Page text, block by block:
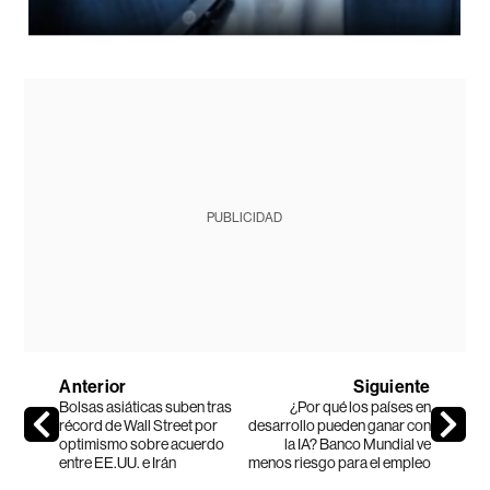
PUBLICIDAD
Anterior
Bolsas asiáticas suben tras
récord de Wall Street por
optimismo sobre acuerdo
entre EE.UU. e Irán
Siguiente
¿Por qué los países en
desarrollo pueden ganar con
la IA? Banco Mundial ve
menos riesgo para el empleo